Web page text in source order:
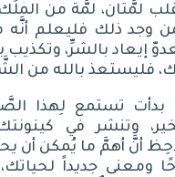
لمَّتان، لمَّة من
وجد ذلك فليعلم أنَّه
إيعاد بالشرِّ،
فليستعذ بالله من
بدأت تستمع لِهذا
وتنشر في
أنَّ أهمَّ ما يُمكن أن
ومعنى جديداً